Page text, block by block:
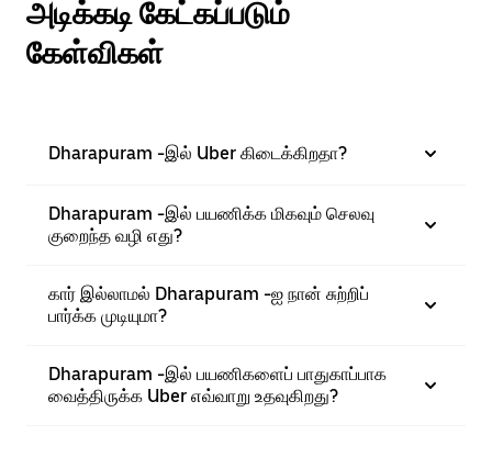
அடிக்கடி கேட்கப்படும்
கேள்விகள்
Dharapuram -இல் Uber கிடைக்கிறதா?
Dharapuram -இல் பயணிக்க மிகவும் செலவு
குறைந்த வழி எது?
கார் இல்லாமல் Dharapuram -ஐ நான் சுற்றிப்
பார்க்க முடியுமா?
Dharapuram -இல் பயணிகளைப் பாதுகாப்பாக
வைத்திருக்க Uber எவ்வாறு உதவுகிறது?